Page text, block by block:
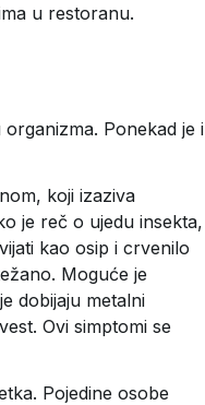
u restoranu.
Ponekad je i
koji izaziva
je reč o ujedu insekta,
kao osip i crvenilo
Moguće je
dobijaju metalni
Ovi simptomi se
Pojedine osobe